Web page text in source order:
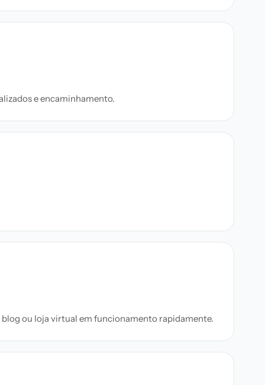
e encaminhamento.
ou loja virtual em funcionamento rapidamente.